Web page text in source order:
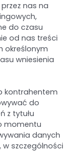
nas na
do czasu
od nas treści
określonym
wniesienia
kontrahentem
do
z tytułu
momentu
danych
szczególności